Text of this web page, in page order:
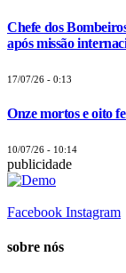
Chefe dos
após missão
17/07/26 - 0:13
Onze mortos e oito
10/07/26 - 10:14
publicidade
Facebook Instagram
sobre nós